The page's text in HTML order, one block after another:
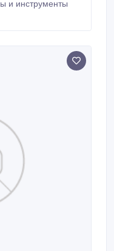
фен пресс
разные.
и инструменты